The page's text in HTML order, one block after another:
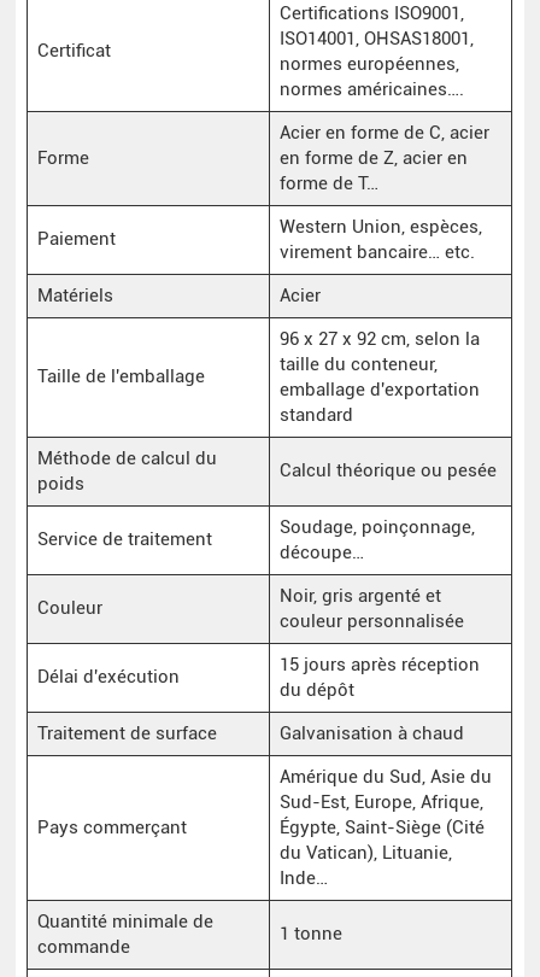
Certificat
Certifications ISO9001,
ISO14001, OHSAS18001,
normes européennes,
normes américaines….
Forme
Acier en forme de C, acier
en forme de Z, acier en
forme de T…
Paiement
Western Union, espèces,
virement bancaire… etc.
Matériels
Acier
Taille de l'emballage
96 x 27 x 92 cm, selon la
taille du conteneur,
emballage d'exportation
standard
Méthode de calcul du
poids
Calcul théorique ou pesée
Service de traitement
Soudage, poinçonnage,
découpe…
Couleur
Noir, gris argenté et
couleur personnalisée
Délai d'exécution
15 jours après réception
du dépôt
Traitement de surface
Galvanisation à chaud
Pays commerçant
Amérique du Sud, Asie du
Sud-Est, Europe, Afrique,
Égypte, Saint-Siège (Cité
du Vatican), Lituanie,
Inde…
Quantité minimale de
commande
1 tonne